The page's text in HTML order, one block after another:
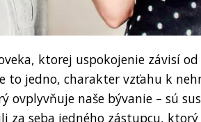
ktorej uspokojenie závisí
to jedno, charakter vzťahu k
naše bývanie – sú
za seba jedného zástupcu,